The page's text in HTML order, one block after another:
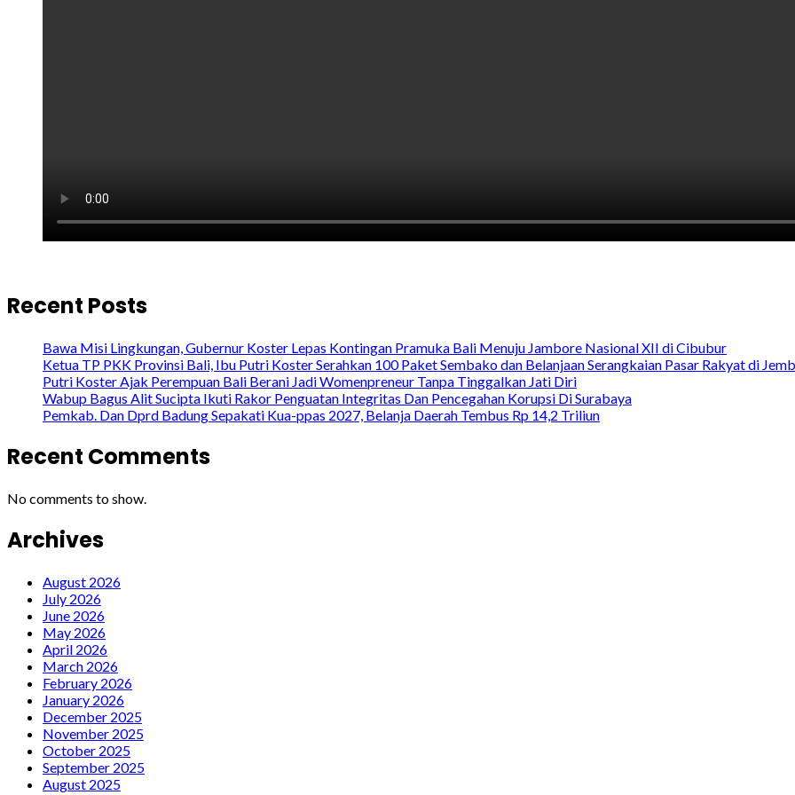
Recent Posts
Bawa Misi Lingkungan, Gubernur Koster Lepas Kontingan Pramuka Bali Menuju Jambore Nasional XII di Cibubur
Ketua TP PKK Provinsi Bali, Ibu Putri Koster Serahkan 100 Paket Sembako dan Belanjaan Serangkaian Pasar Rakyat di
Putri Koster Ajak Perempuan Bali Berani Jadi Womenpreneur Tanpa Tinggalkan Jati Diri
Wabup Bagus Alit Sucipta Ikuti Rakor Penguatan Integritas Dan Pencegahan Korupsi Di Surabaya
Pemkab. Dan Dprd Badung Sepakati Kua-ppas 2027, Belanja Daerah Tembus Rp 14,2 Triliun
Recent Comments
No comments to show.
Archives
August 2026
July 2026
June 2026
May 2026
April 2026
March 2026
February 2026
January 2026
December 2025
November 2025
October 2025
September 2025
August 2025